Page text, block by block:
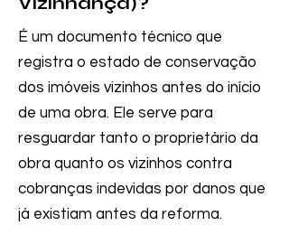
É um documento técnico que
registra o estado de conservação
dos imóveis vizinhos antes do início
de uma obra. Ele serve para
resguardar tanto o proprietário da
obra quanto os vizinhos contra
cobranças indevidas por danos que
já existiam antes da reforma.